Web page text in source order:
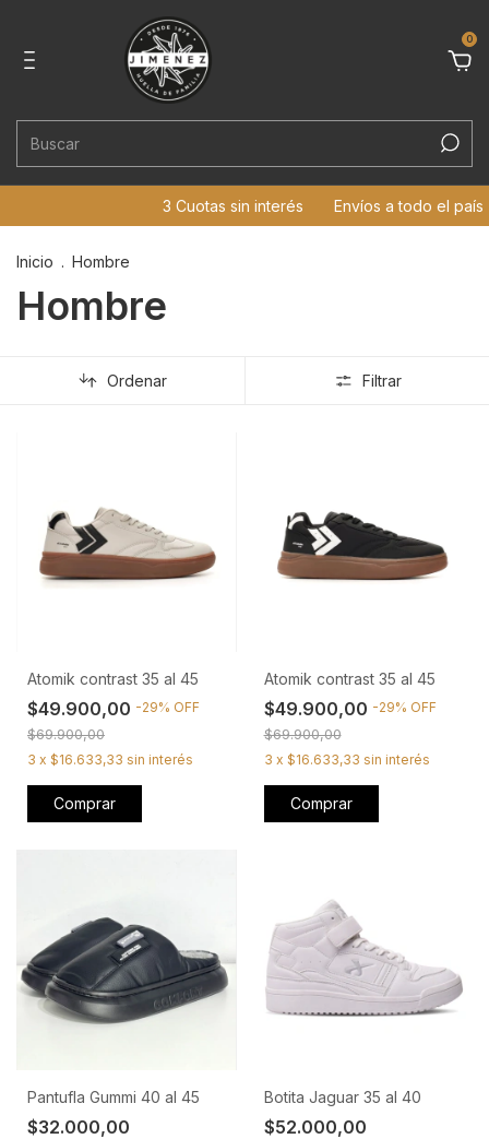
0
3 Cuotas sin interés Envíos a todo el país
Inicio . Hombre
Hombre
Ordenar Filtrar
Atomik contrast 35 al 45
$49.900,00 -29% OFF
$69.900,00
3 x $16.633,33 sin interés
Comprar
Atomik contrast 35 al 45
$49.900,00 -29% OFF
$69.900,00
3 x $16.633,33 sin interés
Comprar
Pantufla Gummi 40 al 45
$32.000,00
Botita Jaguar 35 al 40
$52.000,00